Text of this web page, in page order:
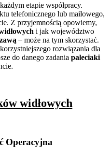
etapie współpracy.
telefonicznego lub mailowego,
Z przyjemnością opowiemy,
i jak województwo
– może na tym skorzystać.
rozwiązania dla
do danego zadania paleciaki
widłowych
Operacyjna